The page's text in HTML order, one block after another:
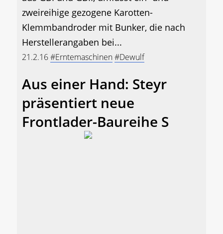
zweireihige gezogene Karotten-
Klemmbandroder mit Bunker, die nach
Herstellerangaben bei...
21.2.16#Erntemaschinen#Dewulf
Aus einer Hand: Steyr
präsentiert neue
Frontlader-Baureihe S